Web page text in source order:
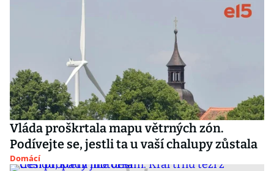
Vláda proškrtala mapu větrných zón.
Podívejte se, jestli ta u vaší chalupy zůstala
Domácí